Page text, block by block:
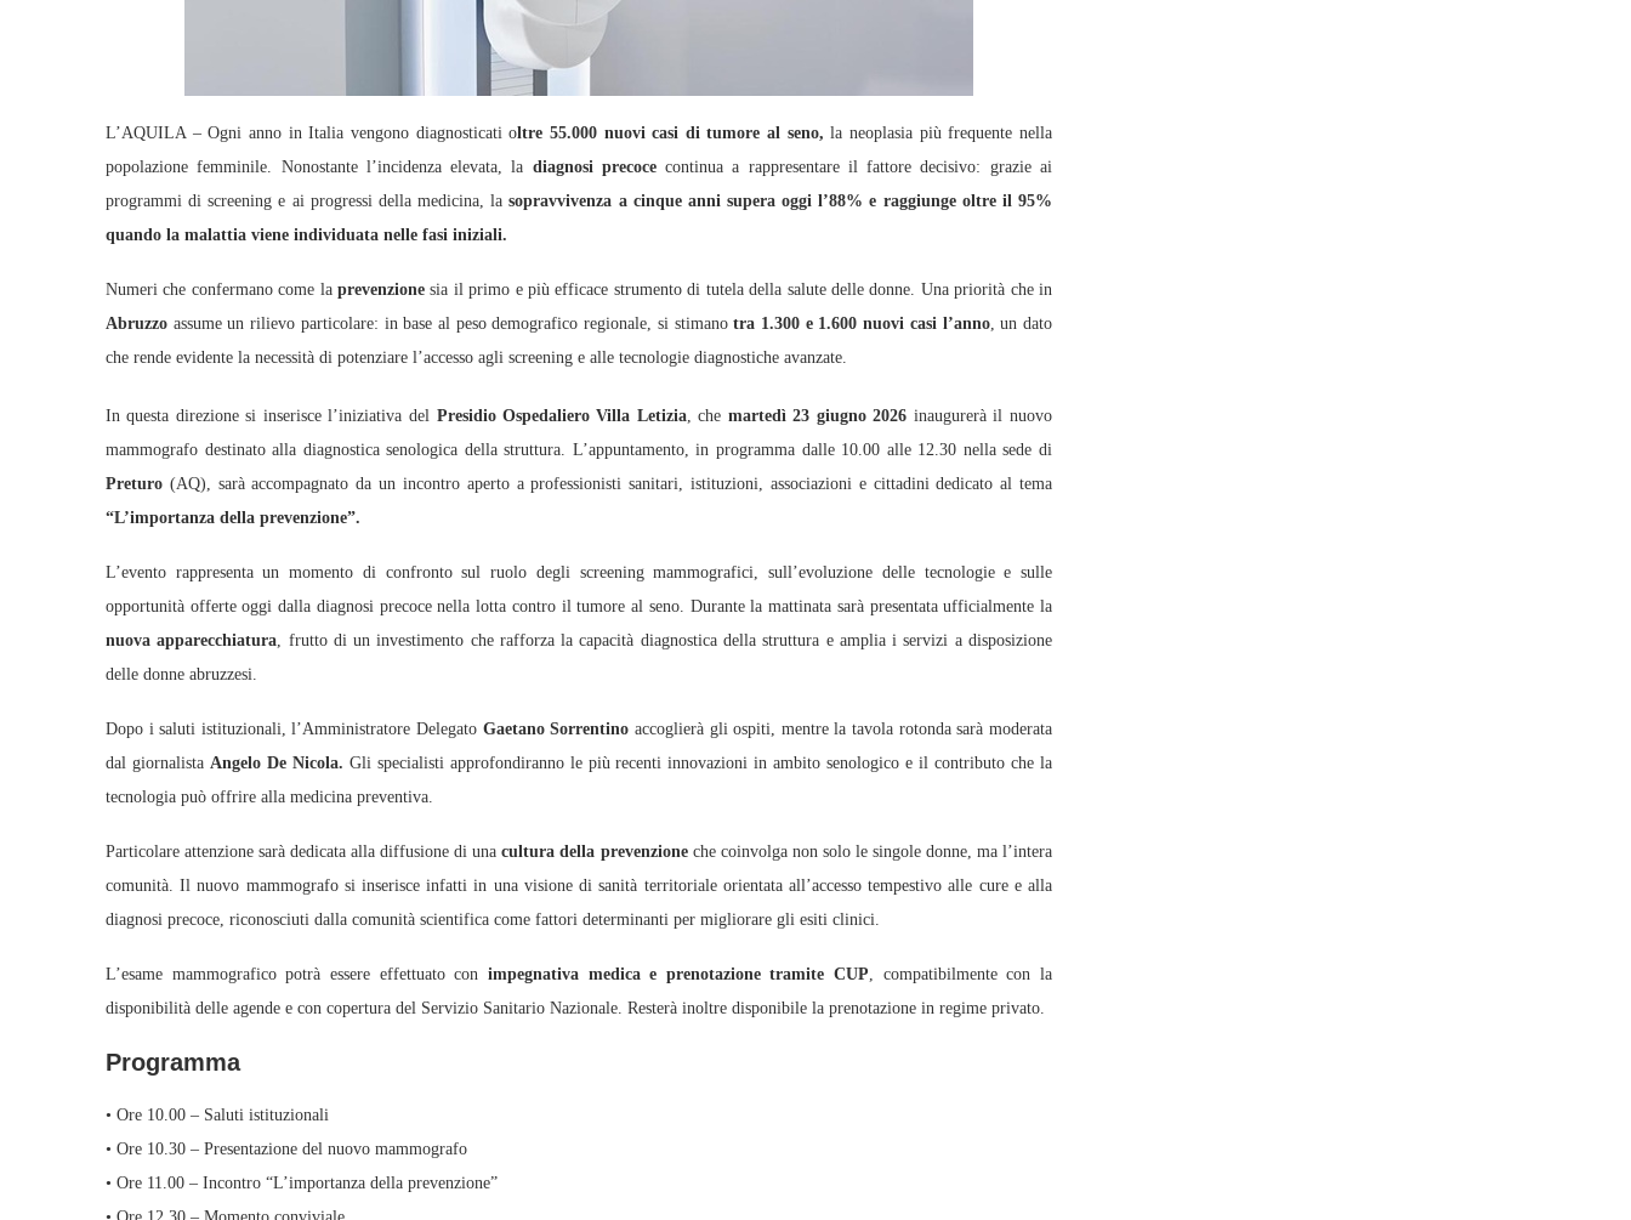
L’AQUILA – Ogni anno in Italia vengono diagnosticati oltre 55.000 nuovi casi di tumore al seno, la neoplasia più frequente nella
popolazione femminile. Nonostante l’incidenza elevata, la diagnosi precocecontinua a rappresentare il fattore decisivo: grazie ai
programmi di screening e ai progressi della medicina, la sopravvivenza a cinque anni supera oggi l’88% e raggiunge oltre il 95%
quando la malattia viene individuata nelle fasi iniziali.
Numeri che confermano come laprevenzione sia il primo e più efficace strumento di tutela della salute delle donne. Una priorità che in
Abruzzo assume un rilievo particolare: in base al peso demografico regionale, si stimanotra 1.300 e 1.600 nuovi casi l’anno, un dato
che rende evidente la necessità di potenziare l’accesso agli screening e alle tecnologie diagnostiche avanzate.
In questa direzione si inserisce l’iniziativa del Presidio Ospedaliero Villa Letizia, che martedì 23 giugno 2026 inaugurerà il nuovo
mammografo destinato alla diagnostica senologica della struttura. L’appuntamento, in programma dalle 10.00 alle 12.30 nella sede di
Preturo (AQ), sarà accompagnato da un incontro aperto a professionisti sanitari, istituzioni, associazioni e cittadini dedicato al tema
“L’importanza della prevenzione”.
L’evento rappresenta un momento di confronto sul ruolo degli screening mammografici, sull’evoluzione delle tecnologie e sulle
opportunità offerte oggi dalla diagnosi precoce nella lotta contro il tumore al seno. Durante la mattinata sarà presentata ufficialmente la
nuova apparecchiatura, frutto di un investimento che rafforza la capacità diagnostica della struttura e amplia i servizi a disposizione
delle donne abruzzesi.
Dopo i saluti istituzionali, l’Amministratore Delegato Gaetano Sorrentino accoglierà gli ospiti, mentre la tavola rotonda sarà moderata
dal giornalista Angelo De Nicola. Gli specialisti approfondiranno le più recenti innovazioni in ambito senologico e il contributo che la
tecnologia può offrire alla medicina preventiva.
Particolare attenzione sarà dedicata alla diffusione di unacultura della prevenzioneche coinvolga non solo le singole donne, ma l’intera
comunità. Il nuovo mammografo si inserisce infatti in una visione di sanità territoriale orientata all’accesso tempestivo alle cure e alla
diagnosi precoce, riconosciuti dalla comunità scientifica come fattori determinanti per migliorare gli esiti clinici.
L’esame mammografico potrà essere effettuato con impegnativa medica e prenotazione tramite CUP, compatibilmente con la
disponibilità delle agende e con copertura del Servizio Sanitario Nazionale. Resterà inoltre disponibile la prenotazione in regime privato.
Programma
• Ore 10.00 – Saluti istituzionali
• Ore 10.30 – Presentazione del nuovo mammografo
• Ore 11.00 – Incontro “L’importanza della prevenzione”